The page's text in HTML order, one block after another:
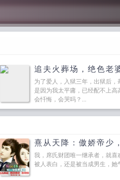
追夫火葬场，绝色老
为了爱人，入狱三年，出狱后
是因为我太平庸，已经配不上高
会忏悔，会哭吗？...
熹从天降：傲娇帝少
我，席氏财团唯一继承者，就
被人表白，还是被当成男生，她